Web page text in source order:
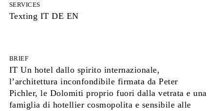
SERVICES
Texting IT DE EN
BRIEF
IT Un hotel dallo spirito internazionale,
l’architettura inconfondibile firmata da Peter
Pichler, le Dolomiti proprio fuori dalla vetrata e una
famiglia di hotellier cosmopolita e sensibile alle